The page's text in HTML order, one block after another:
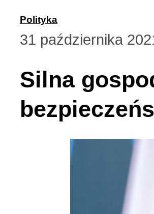
Polityka
31 października
Silna